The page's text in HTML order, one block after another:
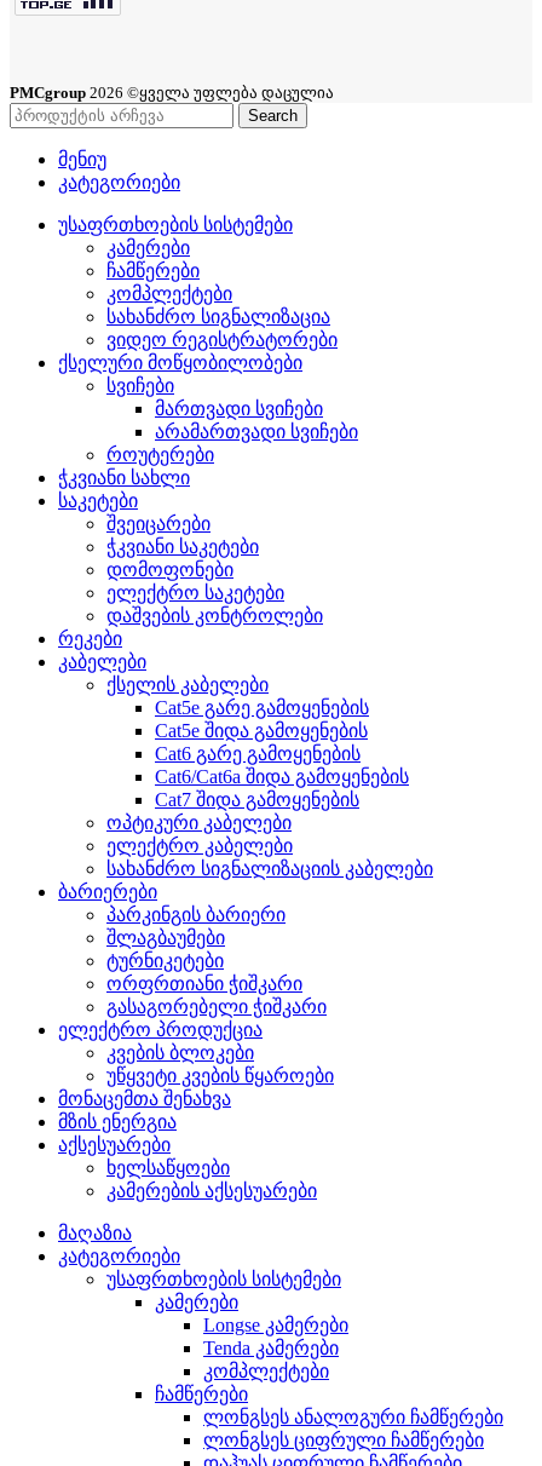
PMCgroup 2026 ©ყველა უფლება დაცულია
Search
მენიუ
კატეგორიები
უსაფრთხოების სისტემები
კამერები
ჩამწერები
კომპლექტები
სახანძრო სიგნალიზაცია
ვიდეო რეგისტრატორები
ქსელური მოწყობილობები
სვიჩები
მართვადი სვიჩები
არამართვადი სვიჩები
როუტერები
ჭკვიანი სახლი
საკეტები
შვეიცარები
ჭკვიანი საკეტები
დომოფონები
ელექტრო საკეტები
დაშვების კონტროლები
რეკები
კაბელები
ქსელის კაბელები
Cat5e გარე გამოყენების
Cat5e შიდა გამოყენების
Cat6 გარე გამოყენების
Cat6/Cat6a შიდა გამოყენების
Cat7 შიდა გამოყენების
ოპტიკური კაბელები
ელექტრო კაბელები
სახანძრო სიგნალიზაციის კაბელები
ბარიერები
პარკინგის ბარიერი
შლაგბაუმები
ტურნიკეტები
ორფრთიანი ჭიშკარი
გასაგორებელი ჭიშკარი
ელექტრო პროდუქცია
კვების ბლოკები
უწყვეტი კვების წყაროები
მონაცემთა შენახვა
მზის ენერგია
აქსესუარები
ხელსაწყოები
კამერების აქსესუარები
მაღაზია
კატეგორიები
უსაფრთხოების სისტემები
კამერები
Longse კამერები
Tenda კამერები
კომპლექტები
ჩამწერები
ლონგსეს ანალოგური ჩამწერები
ლონგსეს ციფრული ჩამწერები